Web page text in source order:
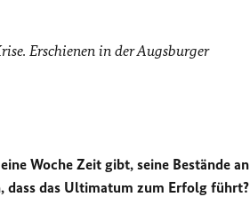
Erschienen in der Augsburger
Woche Zeit gibt, seine Bestände an
dass das Ultimatum zum Erfolg führt?